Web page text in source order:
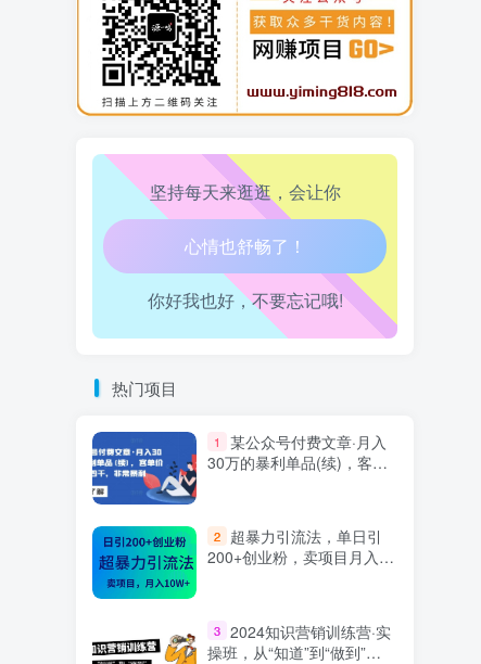
8 DeepSeek提示词大全
9 AI+逛逛薅免费流，淘宝逛逛短视频带货
10 万三-东南亚跨境tk小店运营课
坚持每天来逛逛，会让你
生活也美好了！
心情也舒畅了！
腰也不酸了！
你好我也好，不要忘记哦!
热门项目
1
某公众号付费文章·月入
30万的暴利单品(续)，客单
2
超暴力引流法，单日引
200+创业粉，卖项目月入10
3 2024知识营销训练营·实
操班，从“知道”到“做到”